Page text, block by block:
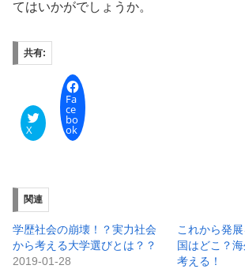
てはいかがでしょうか。
共有:
X
Fa
ce
bo
ok
関連
学歴社会の崩壊！？実力社会
から考える大学選びとは？？
2019-01-28
これから発
国はどこ？
考える！